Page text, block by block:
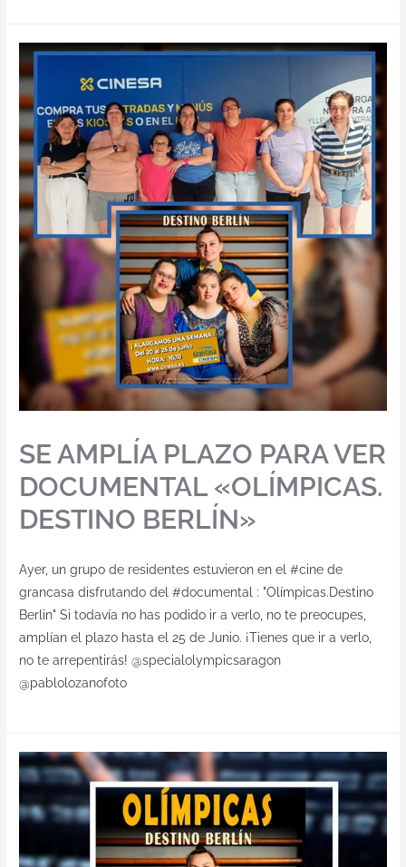
SE AMPLÍA PLAZO PARA VER
DOCUMENTAL «OLÍMPICAS.
DESTINO BERLÍN»
Ayer, un grupo de residentes estuvieron en el #cine de
grancasa disfrutando del #documental : "Olímpicas.Destino
Berlin" Si todavía no has podido ir a verlo, no te preocupes,
amplían el plazo hasta el 25 de Junio. ¡Tienes que ir a verlo,
no te arrepentirás! @specialolympicsaragon
@pablolozanofoto